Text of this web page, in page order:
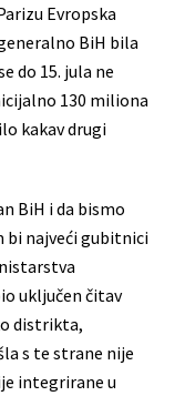
Evropska
BiH bila
do 15. jula ne
130 miliona
kakav drugi
BiH i da bismo
najveći gubitnici
uključen čitav
distrikta,
s te strane nije
integrirane u